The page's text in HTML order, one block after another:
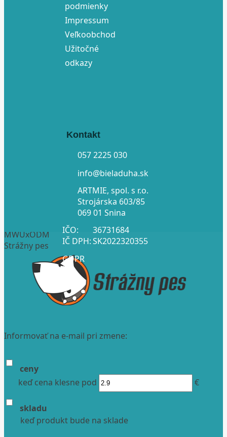
podmienky
Impressum
Veľkoobchod
Užitočné
odkazy
Kontakt
057 2225 030
info@bieladuha.sk
ARTMIE, spol. s r.o.
Strojárska 603/85
069 01 Snina
IČO:
36731684
IČ DPH:SK2022320355
GDPR
MWUxODM
Strážny pes
Informovať na e-mail pri zmene:
ceny
keď cena klesne pod
€
skladu
keď produkt bude na sklade